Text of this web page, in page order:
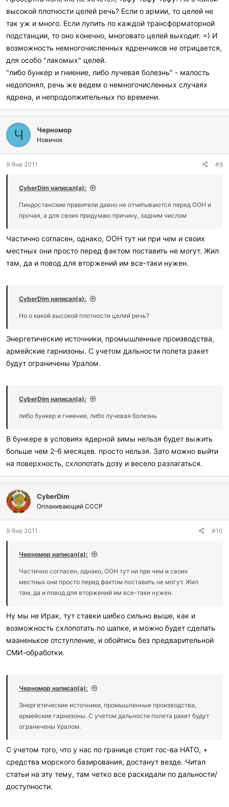
высокой плотности целей речь? Если о армии, то целей не
так уж и много. Если лупить по каждой трансформаторной
подстанции, то оно конечно, многовато целей выходит. =) И
возможность немногочисленных ядренчиков не отрицается,
для особо "лакомых" целей.
"либо бункер и гниение, либо лучевая болезнь" - малость
недопонял, речь же ведем о немногочисленных случаях
ядрена, и непродолжительных по времени.
Ч Черномор
Новичок
9 Янв 2011 #9
CyberDim написал(а):
Пиндостанские правители давно не отчитываются перед ООН и
прочая, а для своих придумаю причину, задним числом
Частично согласен, однако, ООН тут ни при чем и своих
местных они просто перед фактом поставить не могут. Жил
там, да и повод для вторжений им все-таки нужен.
CyberDim написал(а):
Но о какой высокой плотности целей речь?
Энергетические источники, промышленные производства,
армейские гарнизоны. С учетом дальности полета ракет
будут ограничены Уралом.
CyberDim написал(а):
либо бункер и гниение, либо лучевая болезнь
В бункере в условиях ядерной зимы нельзя будет выжить
больше чем 2-6 месяцев. просто нельзя. Зато можно выйти
на поверхность, схлопотать дозу и весело разлагаться.
CyberDim
Оплакивающий СССР
9 Янв 2011 #10
Черномор написал(а):
Частично согласен, однако, ООН тут ни при чем и своих
местных они просто перед фактом поставить не могут. Жил
там, да и повод для вторжений им все-таки нужен.
Ну мы не Ирак, тут ставки шибко сильно выше, как и
возможность схлопотать по шапке, и можно будет сделать
мааненькое отступление, и обойтись без предварительной
СМИ-обработки.
Черномор написал(а):
Энергетические источники, промышленные производства,
армейские гарнизоны. С учетом дальности полета ракет будут
ограничены Уралом.
С учетом того, что у нас по границе стоят гос-ва НАТО, +
средства морского базирования, достанут везде. Читал
статьи на эту тему, там четко все раскидали по дальности/
доступности.